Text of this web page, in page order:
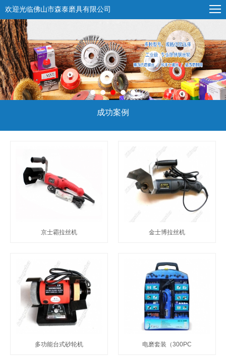
欢迎光临佛山市森泰磨具有限公司
成功案例
京士霸拉丝机 金士博拉丝机
多功能台式砂轮机 电磨套装（300PC